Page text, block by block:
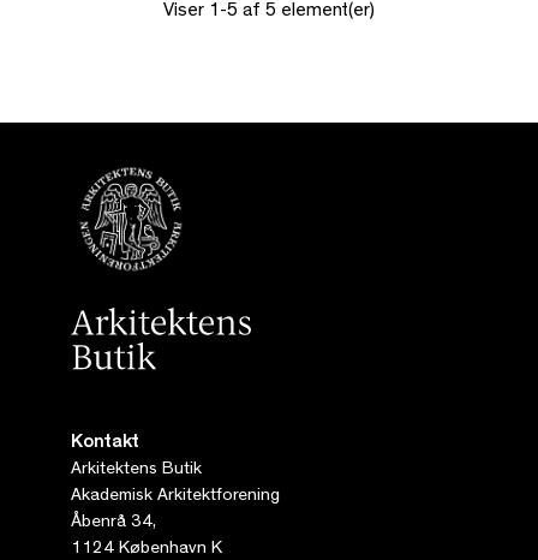
Viser 1-5 af 5 element(er)
Kontakt
Arkitektens Butik
Akademisk Arkitektforening
Åbenrå 34,
1124 København K